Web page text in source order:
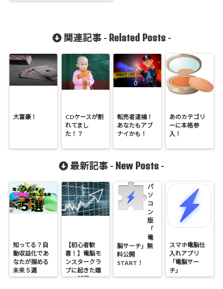
関連記事 - Related Posts-
大富豪！
CDケースが割
れてまし
た！？
転売者逮捕！
あなたもアブ
ナイかも！
あのカテゴリ
ーに本格参
入！
最新記事 - New Posts -
知ってる？自
動収益化であ
なたが掴める
未来５選
【初心者歓
喜！】電脳モ
ンスタークラ
ブに起きた嬉
しい誤算
パ
ソ
コ
ン
版
「
電
脳サーチ」無
料公開
START！
スマホ電脳仕
入れアプリ
「電脳サー
チ」